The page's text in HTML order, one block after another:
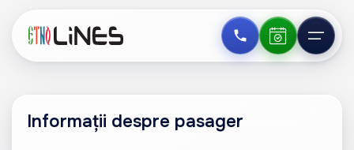
Informații despre pasager